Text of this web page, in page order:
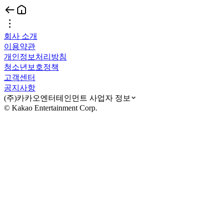
회사 소개
이용약관
개인정보처리방침
청소년보호정책
고객센터
공지사항
(주)카카오엔터테인먼트 사업자 정보
© Kakao Entertainment Corp.